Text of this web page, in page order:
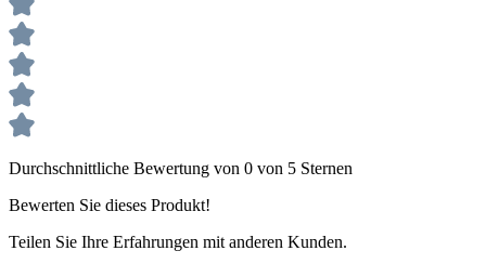
Durchschnittliche Bewertung von 0 von 5 Sternen
Bewerten Sie dieses Produkt!
Teilen Sie Ihre Erfahrungen mit anderen Kunden.